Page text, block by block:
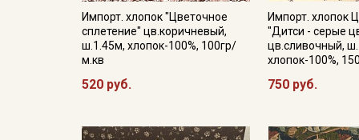
Импорт. хлопок "Цветочное
сплетение" цв.коричневый,
ш.1.45м, хлопок-100%, 100гр/
м.кв
520 руб.
Импорт. хлопок
"Дитси - серые
цв.сливочный,
хлопок-100%,
750 руб.